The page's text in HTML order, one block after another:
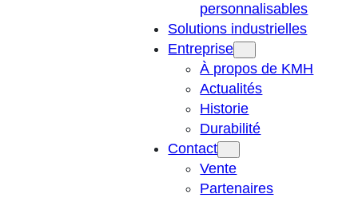
personnalisables
Solutions industrielles
Entreprise
À propos de KMH
Actualités
Historie
Durabilité
Contact
Vente
Partenaires